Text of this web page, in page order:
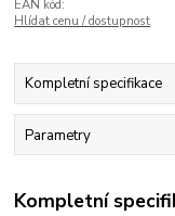
EAN kód:
Hlídat cenu / dostupnost
Kompletní specifikace
Parametry
Kompletní